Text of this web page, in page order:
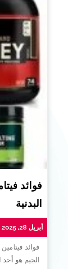
فوائد
البدنية
أبريل 28, 2025
فوائد
الجيم هو أحد